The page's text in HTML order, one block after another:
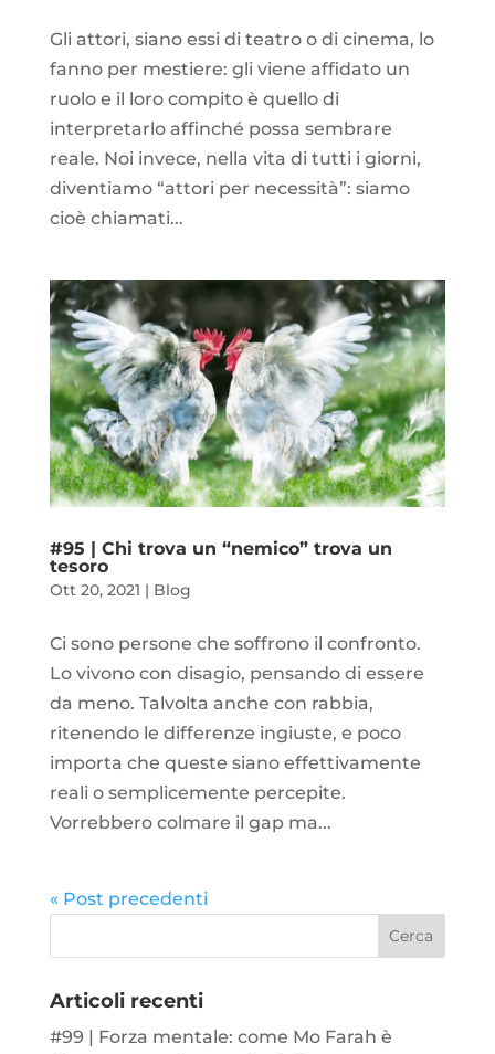
Gli attori, siano essi di teatro o di cinema, lo
fanno per mestiere: gli viene affidato un
ruolo e il loro compito è quello di
interpretarlo affinché possa sembrare
reale. Noi invece, nella vita di tutti i giorni,
diventiamo “attori per necessità”: siamo
cioè chiamati...
#95 | Chi trova un “nemico” trova un
tesoro
Ott 20, 2021 | Blog
Ci sono persone che soffrono il confronto.
Lo vivono con disagio, pensando di essere
da meno. Talvolta anche con rabbia,
ritenendo le differenze ingiuste, e poco
importa che queste siano effettivamente
reali o semplicemente percepite.
Vorrebbero colmare il gap ma...
« Post precedenti
Articoli recenti
#99 | Forza mentale: come Mo Farah è